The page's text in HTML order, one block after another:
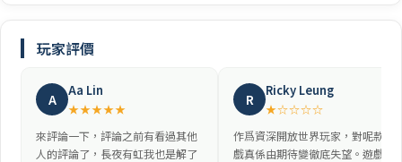
玩家評價
A Aa Lin
★★★★★
來評論一下，評論之前有看過其他
人的評論了，長夜有虹我也是解了
R Ricky Leung
★☆☆☆☆
作爲資深開放世界玩家，對呢款遊
戲真係由期待變徹底失望。遊戲宣